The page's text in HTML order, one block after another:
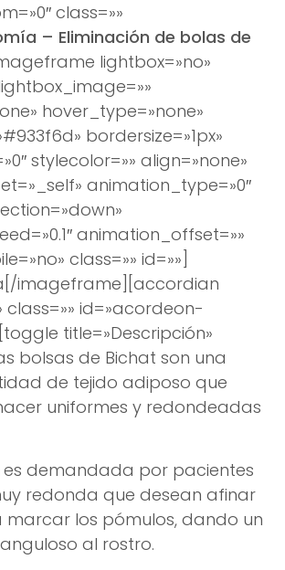
class=»»
– Eliminación de bolas de
lightbox=»no»
hover_type=»none»
bordersize=»1px»
stylecolor=»» align=»none»
animation_type=»0″
animation_offset=»»
class=»» id=»»]
[/imageframe][accordian
class=»» id=»acordeon-
title=»Descripción»
bolsas de Bichat son una
de tejido adiposo que
uniformes y redondeadas
es demandada por pacientes
redonda que desean afinar
marcar los pómulos, dando un
al rostro.